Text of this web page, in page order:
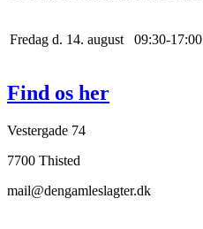
Fredag d. 14. august 09:30-17:00
Find os her
Vestergade 74
7700 Thisted
mail@dengamleslagter.dk